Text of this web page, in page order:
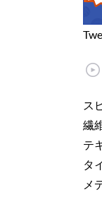
ス
繊
テ
タ
メ